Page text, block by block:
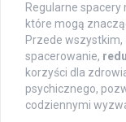
Regularne
które mogą
Przede
spacerowanie,
korzyści dla
psychicznego,
codziennymi